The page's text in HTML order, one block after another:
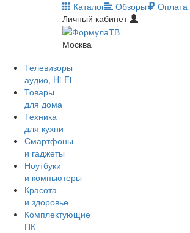
Каталог Обзоры Оплата
Личный кабинет
Москва
Телевизоры
аудио, Hi-Fi
Товары
для дома
Техника
для кухни
Смартфоны
и гаджеты
Ноутбуки
и компьютеры
Красота
и здоровье
Комплектующие
ПК